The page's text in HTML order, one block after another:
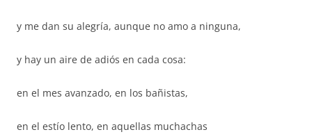
y me dan su alegría, aunque no amo a ninguna,
y hay un aire de adiós en cada cosa:
en el mes avanzado, en los bañistas,
en el estío lento, en aquellas muchachas